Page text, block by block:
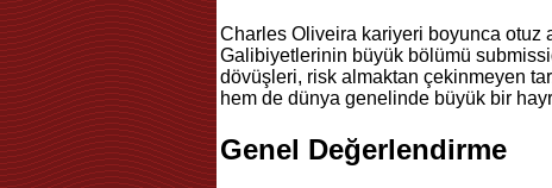
Charles Oliveira kariyeri boyunca otuz
Galibiyetlerinin büyük bölümü
dövüşleri, risk almaktan çekinmeyen
hem de dünya genelinde büyük bir
Genel Değerlendirme